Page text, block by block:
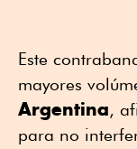
Este
mayores
Argentina,
para no